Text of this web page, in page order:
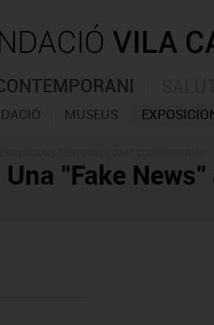
MUSEUS
"Fake